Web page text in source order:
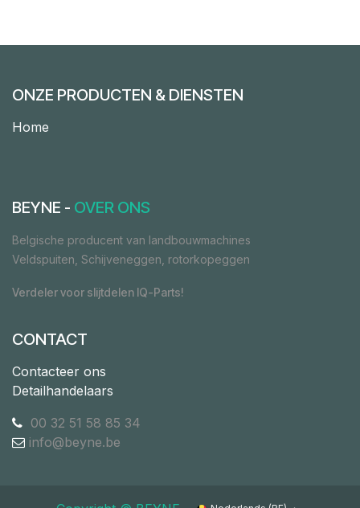
ONZE PRODUCTEN & DIENSTEN
Home
BEYNE - OVER ONS
Belgische producent van landbouwmachines
Veldspuiten, Schijveneggen, rotorkopeggen
Verdeler voor slijtdelen IQ-Parts!
CONTACT
Contacteer ons
Detailhandelaars
00 32 51 58 85 34
info@beyne.be